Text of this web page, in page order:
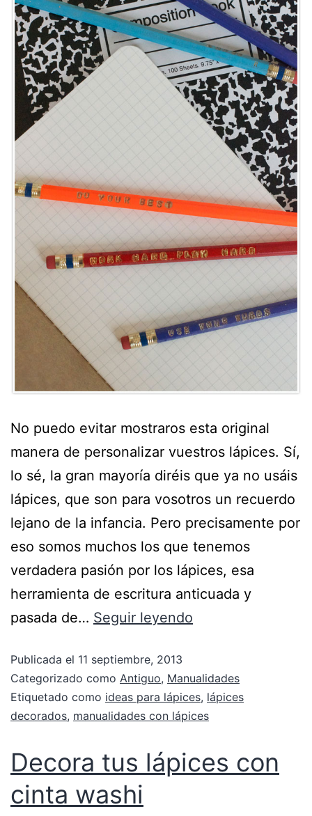
No puedo evitar mostraros esta original
manera de personalizar vuestros lápices. Sí,
lo sé, la gran mayoría diréis que ya no usáis
lápices, que son para vosotros un recuerdo
lejano de la infancia. Pero precisamente por
eso somos muchos los que tenemos
verdadera pasión por los lápices, esa
herramienta de escritura anticuada y
pasada de… Seguir leyendo
Publicada el 11 septiembre, 2013
Categorizado como Antiguo, Manualidades
Etiquetado como ideas para lápices, lápices
decorados, manualidades con lápices
Decora tus lápices con
cinta washi